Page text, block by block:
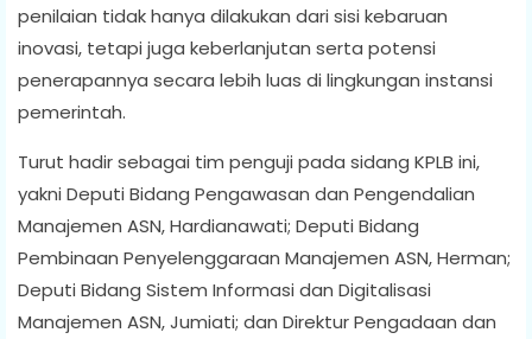
penilaian tidak hanya dilakukan dari sisi kebaruan
inovasi, tetapi juga keberlanjutan serta potensi
penerapannya secara lebih luas di lingkungan instansi
pemerintah.
Turut hadir sebagai tim penguji pada sidang KPLB ini,
yakni Deputi Bidang Pengawasan dan Pengendalian
Manajemen ASN, Hardianawati; Deputi Bidang
Pembinaan Penyelenggaraan Manajemen ASN, Herman;
Deputi Bidang Sistem Informasi dan Digitalisasi
Manajemen ASN, Jumiati; dan Direktur Pengadaan dan